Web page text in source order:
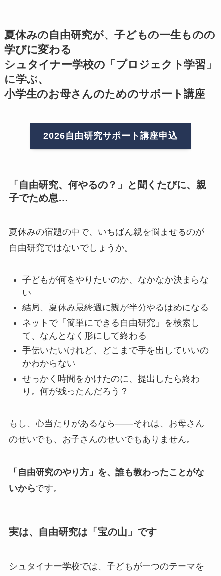
夏休みの自由研究が、子どもの一生ものの
学びに変わる
シュタイナー学校の「プロジェクト学習」
に学ぶ、
小学生のお母さんのためのサポート講座
2026自由研究サポート講座申込
「自由研究、何やるの？」と聞くたびに、親
子でため息…
夏休みの宿題の中で、いちばん親を悩ませるのが
自由研究ではないでしょうか。
子どもが何をやりたいのか、なかなか決まらな
い
結局、夏休み最終週に親が半分やるはめになる
ネットで「簡単にできる自由研究」を検索し
て、なんとなく形にして終わる
手伝いたいけれど、どこまで手を出していいの
かわからない
せっかく時間をかけたのに、提出したら終わ
り。何が残ったんだろう？
もし、心当たりがあるなら——それは、お母さん
のせいでも、お子さんのせいでもありません。
「自由研究のやり方」を、誰も教わったことがな
いからです。
実は、自由研究は「宝の山」です
シュタイナー学校では、子どもが一つのテーマを